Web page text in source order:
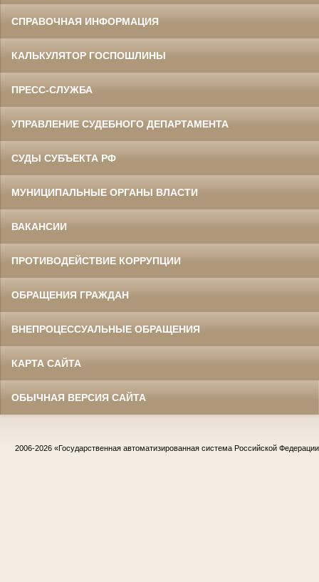
СПРАВОЧНАЯ ИНФОРМАЦИЯ
КАЛЬКУЛЯТОР ГОСПОШЛИНЫ
ПРЕСС-СЛУЖБА
УПРАВЛЕНИЕ СУДЕБНОГО ДЕПАРТАМЕНТА
СУДЫ СУБЪЕКТА РФ
МУНИЦИПАЛЬНЫЕ ОРГАНЫ ВЛАСТИ
ВАКАНСИИ
ПРОТИВОДЕЙСТВИЕ КОРРУПЦИИ
ОБРАЩЕНИЯ ГРАЖДАН
ВНЕПРОЦЕССУАЛЬНЫЕ ОБРАЩЕНИЯ
КАРТА САЙТА
ОБЫЧНАЯ ВЕРСИЯ САЙТА
2006-2026 «Государственная автоматизированная система Российской